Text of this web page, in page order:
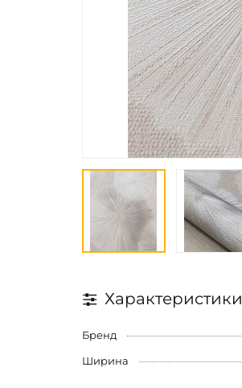
Характеристики
Бренд
Ширина